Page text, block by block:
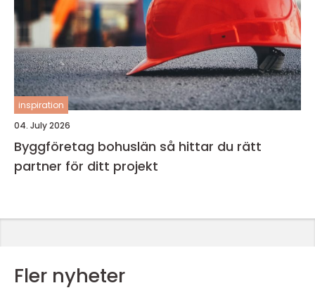
inspiration
04. July 2026
Byggföretag bohuslän så hittar du rätt
partner för ditt projekt
Fler nyheter